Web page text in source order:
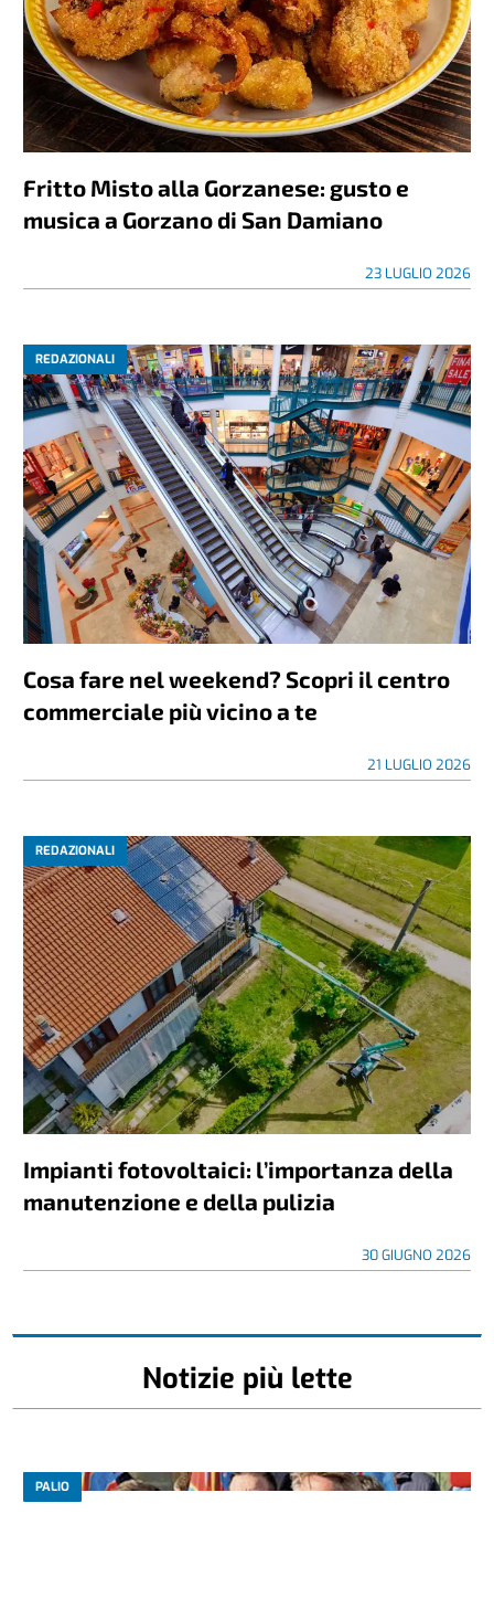
Fritto Misto alla Gorzanese: gusto e
musica a Gorzano di San Damiano
23 LUGLIO 2026
REDAZIONALI
Cosa fare nel weekend? Scopri il centro
commerciale più vicino a te
21 LUGLIO 2026
REDAZIONALI
Impianti fotovoltaici: l’importanza della
manutenzione e della pulizia
30 GIUGNO 2026
Notizie più lette
PALIO